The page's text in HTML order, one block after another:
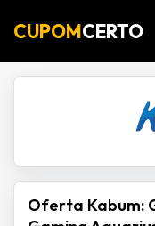
CUPOMCERTO
Oferta Kabum: